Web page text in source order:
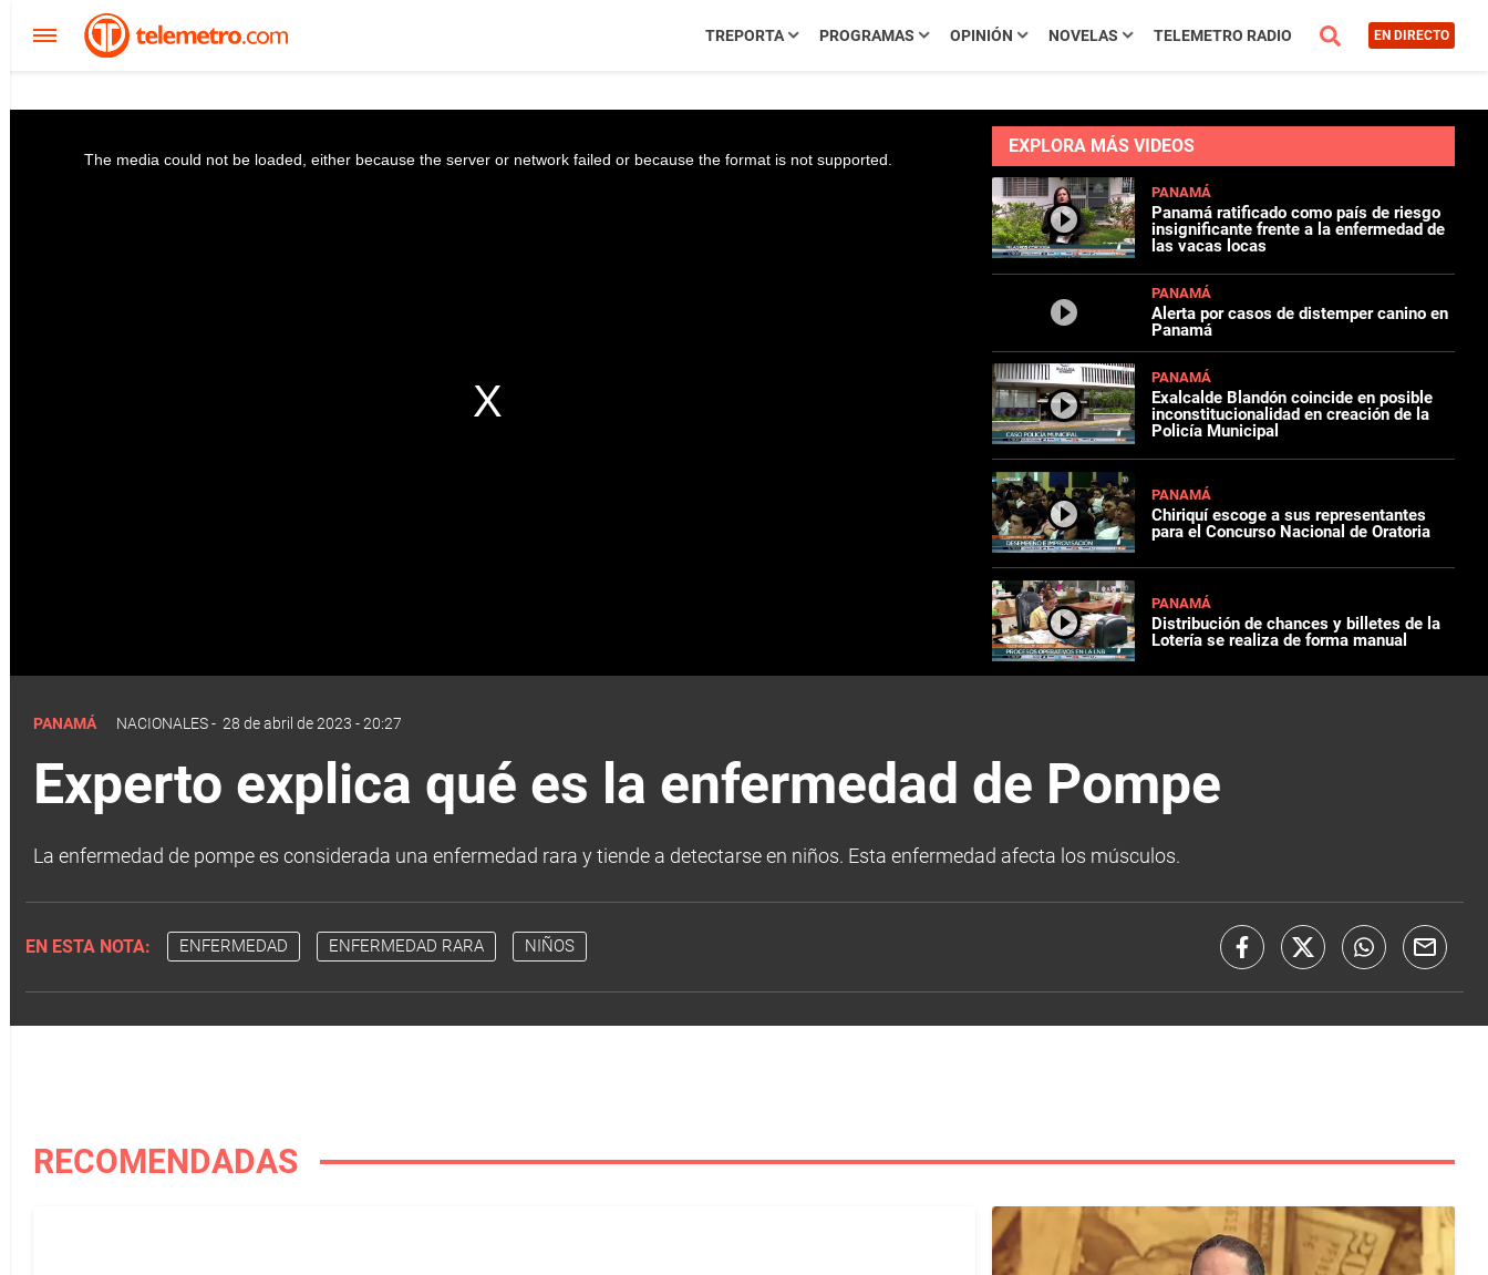
TREPORTA PROGRAMAS OPINIÓN NOVELAS TELEMETRO RADIO EN DIRECTO
The media could not be loaded, either because the server or network failed or because the format is not supported.
EXPLORA MÁS VIDEOS
PANAMÁ
Panamá ratificado como país de riesgo
insignificante frente a la enfermedad de
las vacas locas
PANAMÁ
Alerta por casos de distemper canino en
Panamá
PANAMÁ
Exalcalde Blandón coincide en posible
inconstitucionalidad en creación de la
Policía Municipal
PANAMÁ
Chiriquí escoge a sus representantes
para el Concurso Nacional de Oratoria
PANAMÁ
Distribución de chances y billetes de la
Lotería se realiza de forma manual
PANAMÁ NACIONALES- 28 de abril de 2023 - 20:27
Experto explica qué es la enfermedad de Pompe
La enfermedad de pompe es considerada una enfermedad rara y tiende a detectarse en niños. Esta enfermedad afecta los músculos.
EN ESTA NOTA: ENFERMEDAD ENFERMEDAD RARA NIÑOS
RECOMENDADAS